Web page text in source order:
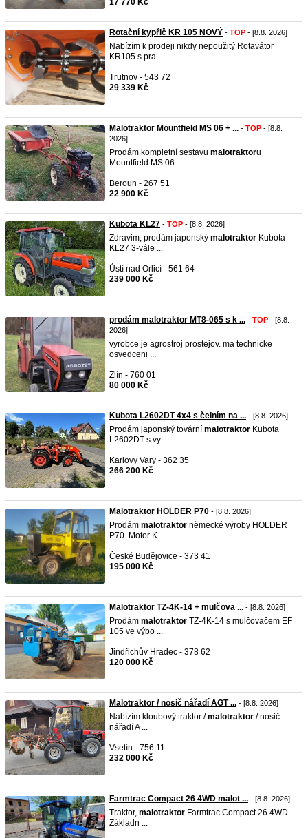
17 770 Kč
Rotační kypřič KR 105 NOVÝ - TOP - [8.8. 2026]
Nabízím k prodeji nikdy nepoužitý Rotavátor
KR105 s pra ...
Trutnov - 543 72
29 339 Kč
Malotraktor Mountfield MS 06 + ... - TOP - [8.8.
2026]
Prodám kompletní sestavu malotraktoru
Mountfield MS 06 ...
Beroun - 267 51
22 900 Kč
Kubota KL27 - TOP - [8.8. 2026]
Zdravim, prodám japonský malotraktor Kubota
KL27 3-vále ...
Ústí nad Orlicí - 561 64
239 000 Kč
prodám malotraktor MT8-065 s k ... - TOP - [8.8.
2026]
vyrobce je agrostroj prostejov. ma technicke
osvedceni ...
Zlín - 760 01
80 000 Kč
Kubota L2602DT 4x4 s čelním na ... - [8.8. 2026]
Prodám japonský tovární malotraktor Kubota
L2602DT s vy ...
Karlovy Vary - 362 35
266 200 Kč
Malotraktor HOLDER P70 - [8.8. 2026]
Prodám malotraktor německé výroby HOLDER
P70. Motor K ...
České Budějovice - 373 41
195 000 Kč
Malotraktor TZ-4K-14 + mulčova ... - [8.8. 2026]
Prodám malotraktor TZ-4K-14 s mulčovačem EF
105 ve výbo ...
Jindřichův Hradec - 378 62
120 000 Kč
Malotraktor / nosič nářadí AGT ... - [8.8. 2026]
Nabízím kloubový traktor /malotraktor / nosič
nářadí A ...
Vsetín - 756 11
232 000 Kč
Farmtrac Compact 26 4WD malot ... - [8.8. 2026]
Traktor, malotraktor Farmtrac Compact 26 4WD
Základn ...